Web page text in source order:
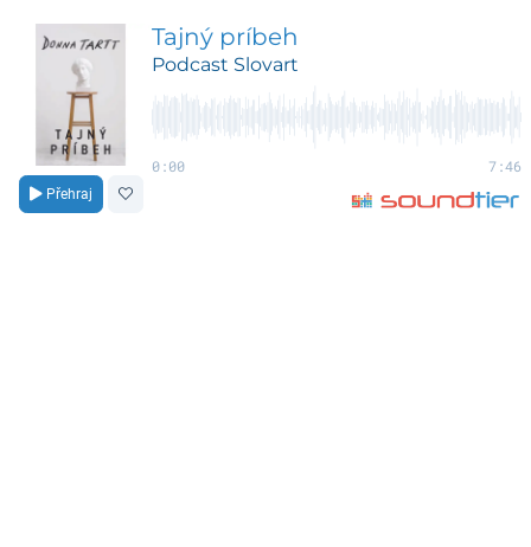
Přehraj
Tajný príbeh
Podcast Slovart
0:00 7:46